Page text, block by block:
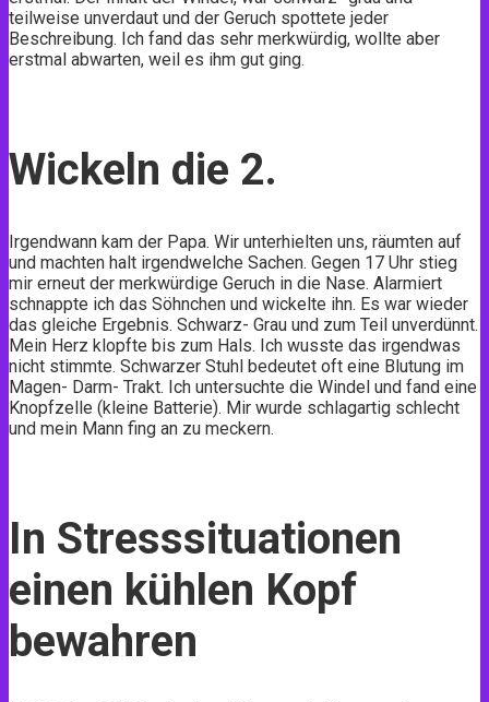
teilweise unverdaut und der Geruch spottete jeder
Beschreibung. Ich fand das sehr merkwürdig, wollte aber
erstmal abwarten, weil es ihm gut ging.
Wickeln die 2.
Irgendwann kam der Papa. Wir unterhielten uns, räumten auf
und machten halt irgendwelche Sachen. Gegen 17 Uhr stieg
mir erneut der merkwürdige Geruch in die Nase. Alarmiert
schnappte ich das Söhnchen und wickelte ihn. Es war wieder
das gleiche Ergebnis. Schwarz- Grau und zum Teil unverdünnt.
Mein Herz klopfte bis zum Hals. Ich wusste das irgendwas
nicht stimmte. Schwarzer Stuhl bedeutet oft eine Blutung im
Magen- Darm- Trakt. Ich untersuchte die Windel und fand eine
Knopfzelle (kleine Batterie). Mir wurde schlagartig schlecht
und mein Mann fing an zu meckern.
In Stresssituationen
einen kühlen Kopf
bewahren